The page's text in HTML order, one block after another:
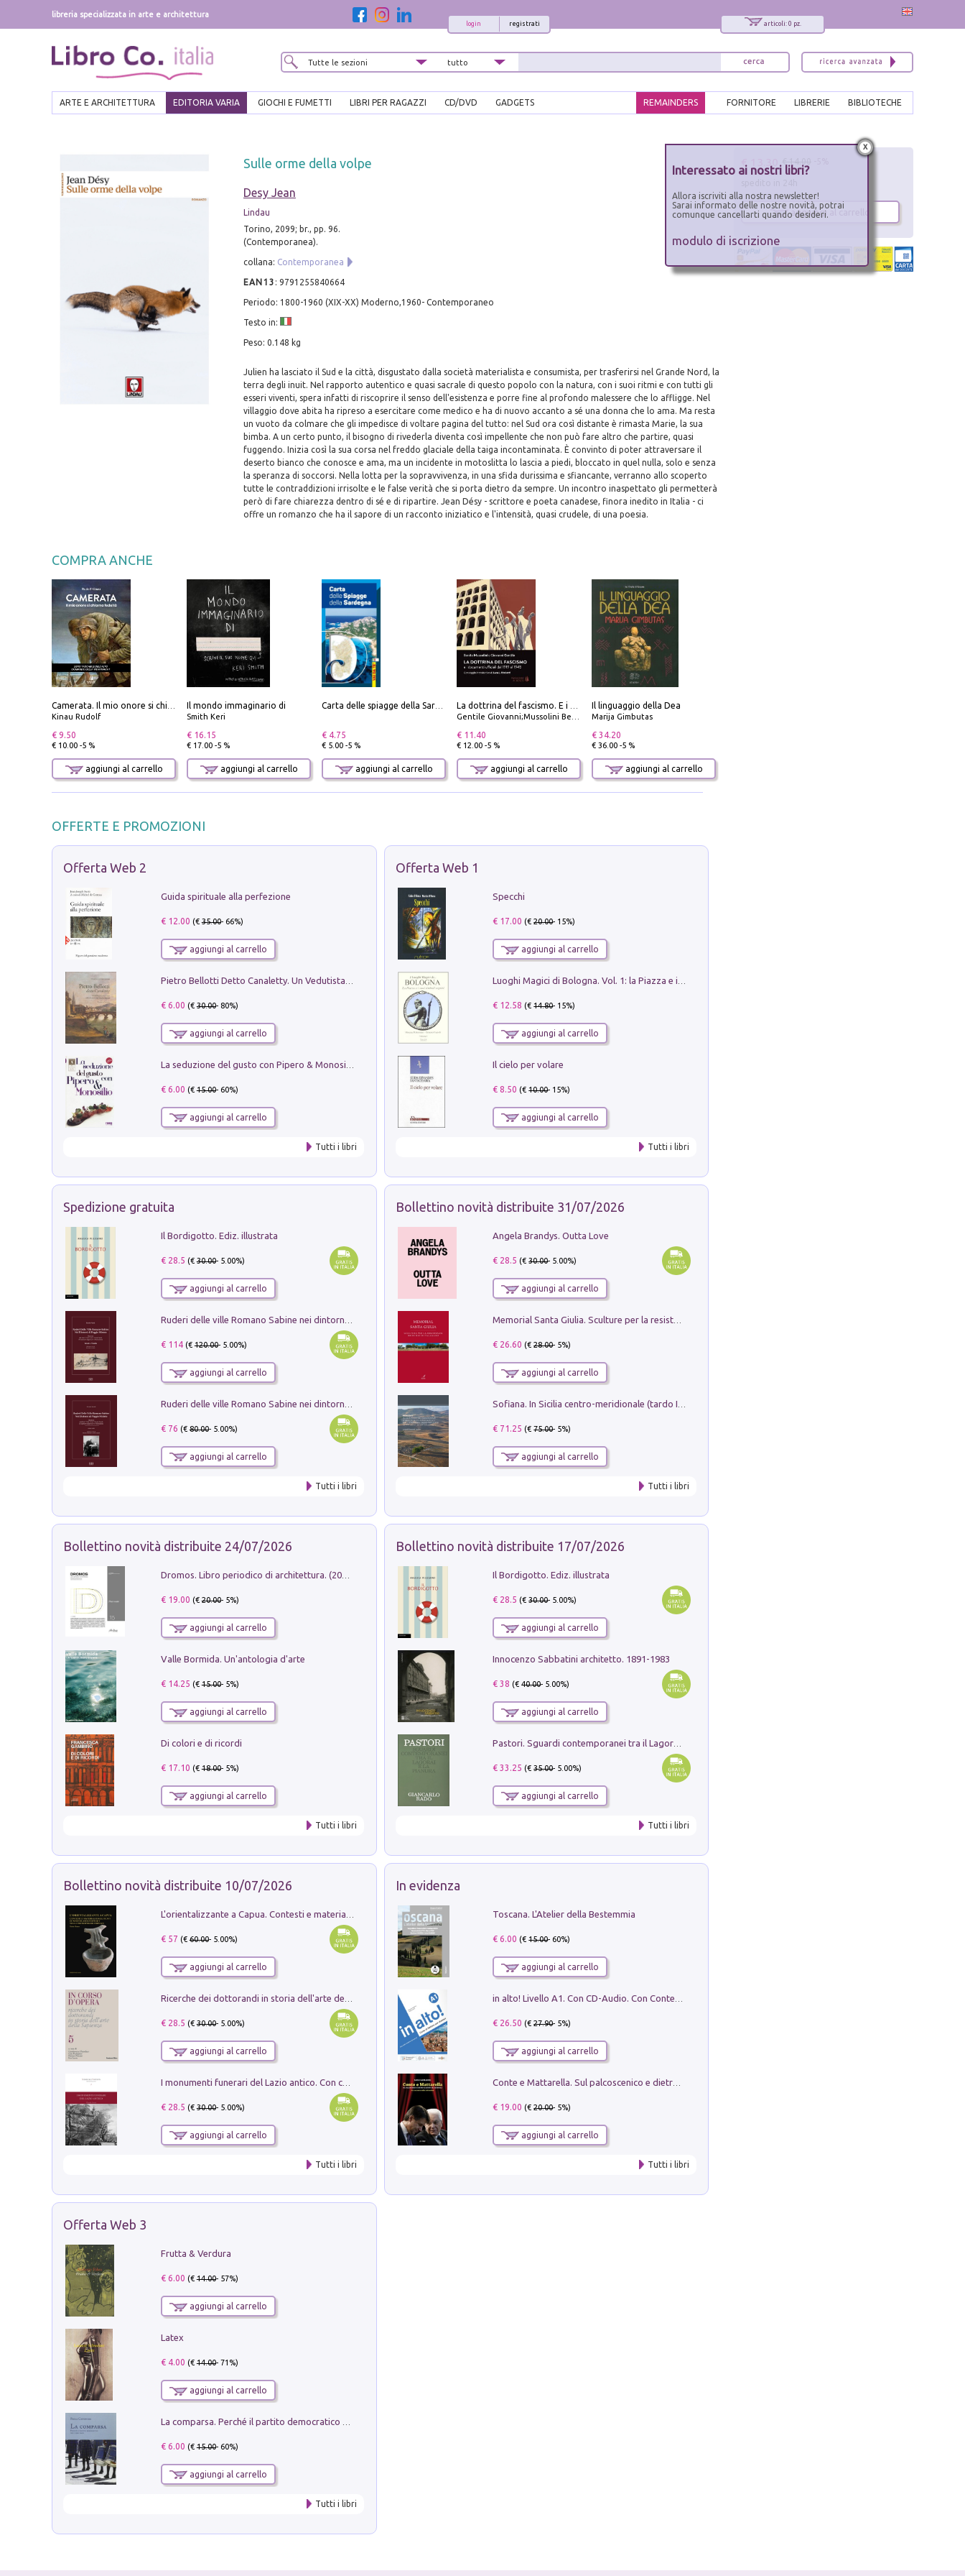
libreria specializzata in arte e architettura
articoli: 0 pz.
registrati
login
ARTE E ARCHITETTURA EDITORIA VARIA GIOCHI E FUMETTI LIBRI PER RAGAZZI CD/DVD GADGETS BIBLIOTECHE
LIBRERIE
FORNITORE
REMAINDERS
Sulle orme della volpe
Desy Jean
Lindau
Torino, 2099; br., pp. 96.
(Contemporanea).
collana: Contemporanea
EAN13 : 9791255840664
Periodo: 1800-1960 (XIX-XX) Moderno,1960- Contemporaneo
Testo in:
Peso: 0.148 kg
Julien ha lasciato il Sud e la città, disgustato dalla società materialista e consumista, per trasferirsi nel Grande Nord, la
terra degli inuit. Nel rapporto autentico e quasi sacrale di questo popolo con la natura, con i suoi ritmi e con tutti gli
esseri viventi, spera infatti di riscoprire il senso dell'esistenza e porre fine al profondo malessere che lo affligge. Nel
villaggio dove abita ha ripreso a esercitare come medico e ha di nuovo accanto a sé una donna che lo ama. Ma resta
un vuoto da colmare che gli impedisce di voltare pagina del tutto: nel Sud ora così distante è rimasta Marie, la sua
bimba. A un certo punto, il bisogno di rivederla diventa così impellente che non può fare altro che partire, quasi
fuggendo. Inizia così la sua corsa nel freddo glaciale della taiga incontaminata. È convinto di poter attraversare il
deserto bianco che conosce e ama, ma un incidente in motoslitta lo lascia a piedi, bloccato in quel nulla, solo e senza
la speranza di soccorsi. Nella lotta per la sopravvivenza, in una sfida durissima e sfiancante, verranno allo scoperto
tutte le contraddizioni irrisolte e le false verità che si porta dietro da sempre. Un incontro inaspettato gli permetterà
però di fare chiarezza dentro di sé e di ripartire. Jean Désy - scrittore e poeta canadese, finora inedito in Italia - ci
offre un romanzo che ha il sapore di un racconto iniziatico e l'intensità, quasi crudele, di una poesia.
COMPRA ANCHE
Kinau Rudolf
€ 9.50
€ 10.00 -5 %
aggiungi al carrello
Il mondo immaginario di
Smith Keri
€ 16.15
€ 17.00 -5 %
aggiungi al carrello
€ 4.75
€ 5.00 -5 %
aggiungi al carrello
Gentile Giovanni;Mussolini Benito
€ 11.40
€ 12.00 -5 %
aggiungi al carrello
Il linguaggio della Dea
Marija Gimbutas
€ 34.20
€ 36.00 -5 %
aggiungi al carrello
OFFERTE E PROMOZIONI
Offerta Web 2
Guida spirituale alla perfezione
€ 12.00 (€35.00- 66%)
aggiungi al carrello
€ 6.00 (€30.00- 80%)
aggiungi al carrello
€ 6.00 (€15.00- 60%)
aggiungi al carrello
Tutti i libri
Offerta Web 1
Specchi
€ 17.00 (€20.00- 15%)
aggiungi al carrello
€ 12.58 (€14.80- 15%)
aggiungi al carrello
Il cielo per volare
€ 8.50 (€10.00- 15%)
aggiungi al carrello
Tutti i libri
Spedizione gratuita
Il Bordigotto. Ediz. illustrata
€ 28.5 (€30.00- 5.00%)
aggiungi al carrello
€ 114(€120.00- 5.00%)
aggiungi al carrello
€ 76 (€80.00- 5.00%)
aggiungi al carrello
Tutti i libri
Bollettino novità distribuite 31/07/2026
Angela Brandys. Outta Love
€ 28.5 (€30.00- 5.00%)
aggiungi al carrello
€ 26.60 (€28.00- 5%)
aggiungi al carrello
€ 71.25 (€75.00- 5%)
aggiungi al carrello
Tutti i libri
Bollettino novità distribuite 24/07/2026
Dromos. Libro periodico di architettura. (2026). Vol. 15: Post-model
€ 19.00 (€20.00- 5%)
aggiungi al carrello
Valle Bormida. Un'antologia d'arte
€ 14.25 (€15.00- 5%)
aggiungi al carrello
Di colori e di ricordi
€ 17.10 (€18.00- 5%)
aggiungi al carrello
Tutti i libri
Bollettino novità distribuite 17/07/2026
Il Bordigotto. Ediz. illustrata
€ 28.5 (€30.00- 5.00%)
aggiungi al carrello
Innocenzo Sabbatini architetto. 1891-1983
€ 38 (€40.00- 5.00%)
aggiungi al carrello
€ 33.25 (€35.00- 5.00%)
aggiungi al carrello
Tutti i libri
Bollettino novità distribuite 10/07/2026
€ 57 (€60.00- 5.00%)
aggiungi al carrello
€ 28.5 (€30.00- 5.00%)
aggiungi al carrello
I monumenti funerari del Lazio antico. Con cartella con tavole
€ 28.5 (€30.00- 5.00%)
aggiungi al carrello
Tutti i libri
In evidenza
Toscana. L'Atelier della Bestemmia
€ 6.00 (€15.00- 60%)
aggiungi al carrello
€ 26.50 (€27.90- 5%)
aggiungi al carrello
€ 19.00 (€20.00- 5%)
aggiungi al carrello
Tutti i libri
Offerta Web 3
Frutta & Verdura
€ 6.00 (€14.00- 57%)
aggiungi al carrello
Latex
€ 4.00 (€14.00- 71%)
aggiungi al carrello
€ 6.00 (€15.00- 60%)
aggiungi al carrello
Tutti i libri
€ 13.30
aggiungi al carrello
x
Interessato ai nostri libri?
Allora iscriviti alla nostra newsletter!
Sarai informato delle nostre novità, potrai
comunque cancellarti quando desideri.
modulo di iscrizione